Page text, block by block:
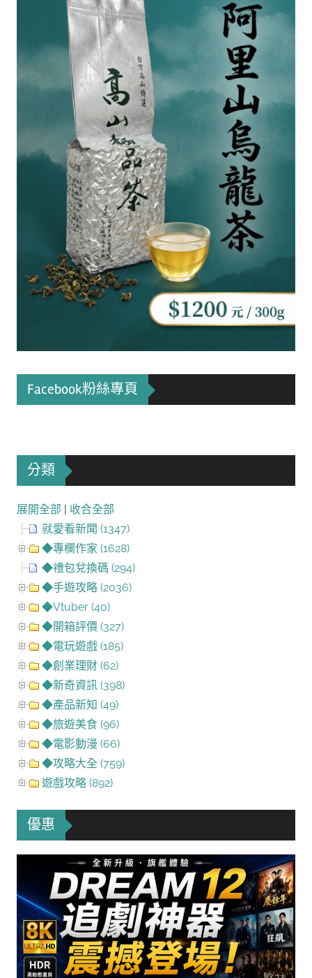
Facebook粉絲專頁
分類
展開全部 | 收合全部
就愛看新聞 (1347)
◆專欄作家 (1628)
◆禮包兌換碼 (294)
◆手遊攻略 (2036)
◆Vtuber (40)
◆開箱評價 (327)
◆電玩遊戲 (185)
◆創業理財 (62)
◆新奇資訊 (398)
◆產品新知 (49)
◆旅遊美食 (96)
◆電影動漫 (66)
◆攻略大全 (759)
遊戲攻略 (892)
優惠